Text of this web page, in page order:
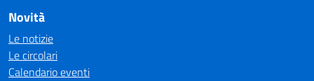
Novità
Le notizie
Le circolari
Calendario eventi